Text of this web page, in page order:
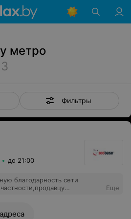
метро
3
Фильтры
до 21:00
благодарность сети
Валерьевне,за оказанную
и
Еще